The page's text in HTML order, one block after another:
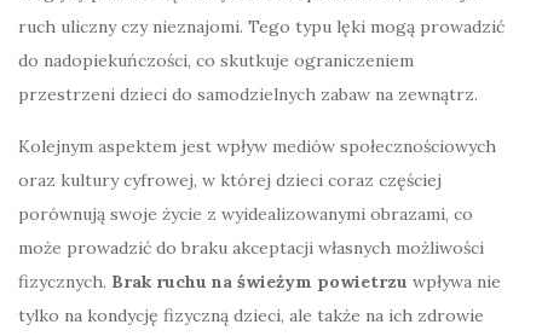
ruch uliczny czy nieznajomi. Tego typu lęki mogą prowadzić
do nadopiekuńczości, co skutkuje ograniczeniem
przestrzeni dzieci do samodzielnych zabaw na zewnątrz.
Kolejnym aspektem jest wpływ mediów społecznościowych
oraz kultury cyfrowej, w której dzieci coraz częściej
porównują swoje życie z wyidealizowanymi obrazami, co
może prowadzić do braku akceptacji własnych możliwości
fizycznych. Brak ruchu na świeżym powietrzu wpływa nie
tylko na kondycję fizyczną dzieci, ale także na ich zdrowie